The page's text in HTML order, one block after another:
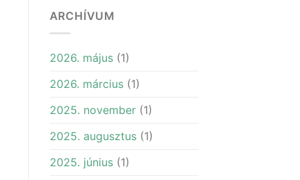
ARCHÍVUM
2026. május(1)
2026. március(1)
2025. november(1)
2025. augusztus(1)
2025. június(1)